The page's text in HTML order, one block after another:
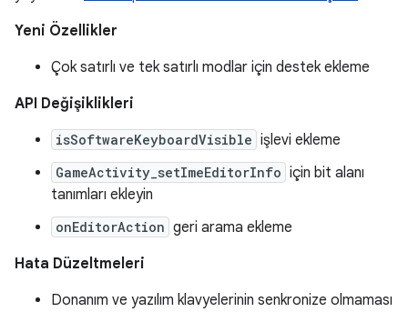
Yeni Özellikler
Çok satırlı ve tek satırlı modlar için destek ekleme
API Değişiklikleri
isSoftwareKeyboardVisible işlevi ekleme
GameActivity_setImeEditorInfo için bit alanı
tanımları ekleyin
onEditorAction geri arama ekleme
Hata Düzeltmeleri
Donanım ve yazılım klavyelerinin senkronize olmaması